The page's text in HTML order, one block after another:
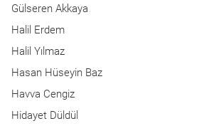
Gülseren Akkaya
Halil Erdem
Halil Yılmaz
Hasan Hüseyin Baz
Havva Cengiz
Hidayet Düldül